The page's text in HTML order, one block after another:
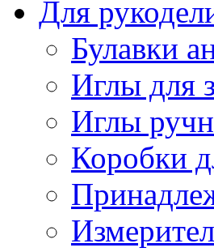
Для
Булавки
Иглы для
Иглы
Коробки